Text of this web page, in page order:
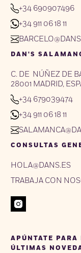
+34 690907496
+34 911 06 18 11
DAN'S
C. DE NÚÑEZ DE
28001 MADRID,
+34 679039474
+34 911 06 18 11
CONSULTAS
HOLA@DANS.ES
TRABAJA CON
APÚNTATE
ÚLTIMAS